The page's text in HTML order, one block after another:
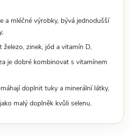
a mléčné výrobky, bývá jednodušší
železo, zinek, jód a vitamín D,
je dobré kombinovat s vitamínem
doplnit tuky a minerální látky,
malý doplněk kvůli selenu.